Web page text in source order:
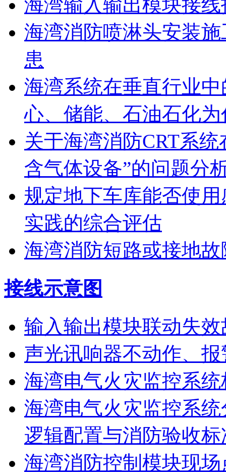
海湾输入输出模块接
海湾消防喷淋头安装
患
海湾系统在垂直行业
心、储能、石油石化
关于海湾消防CRT系
含气体设备”的问题分
规定地下车库能否使
实践的综合评估
海湾消防短路或接地
接线示意图
输入输出模块联动失效
声光讯响器不动作、
海湾电气火灾监控系
海湾电气火灾监控系
逻辑配置与消防验收标
海湾消防控制模块现